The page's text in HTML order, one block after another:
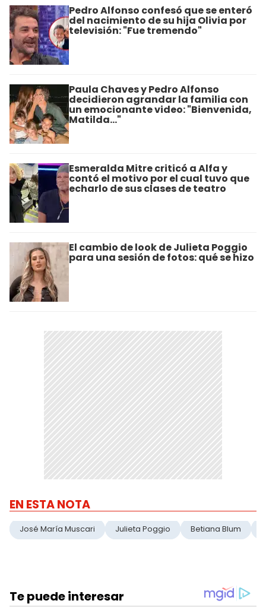
Pedro Alfonso confesó que se enteró
del nacimiento de su hija Olivia por
televisión: "Fue tremendo"
Paula Chaves y Pedro Alfonso
decidieron agrandar la familia con
un emocionante video: "Bienvenida,
Matilda..."
Esmeralda Mitre criticó a Alfa y
contó el motivo por el cual tuvo que
echarlo de sus clases de teatro
El cambio de look de Julieta Poggio
para una sesión de fotos: qué se hizo
EN ESTA NOTA
José María Muscari Julieta Poggio Betiana Blum